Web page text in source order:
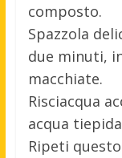
composto.
Spazzola
due minuti,
macchiate.
Risciacqua
acqua
Ripeti